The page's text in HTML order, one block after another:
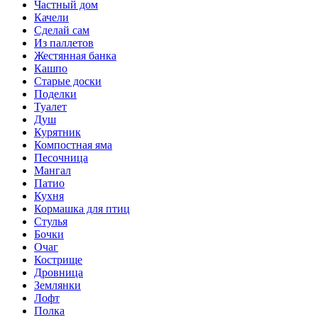
Частный дом
Качели
Сделай сам
Из паллетов
Жестянная банка
Кашпо
Старые доски
Поделки
Туалет
Душ
Курятник
Компостная яма
Песочница
Мангал
Патио
Кухня
Кормашка для птиц
Стулья
Бочки
Очаг
Кострище
Дровница
Землянки
Лофт
Полка